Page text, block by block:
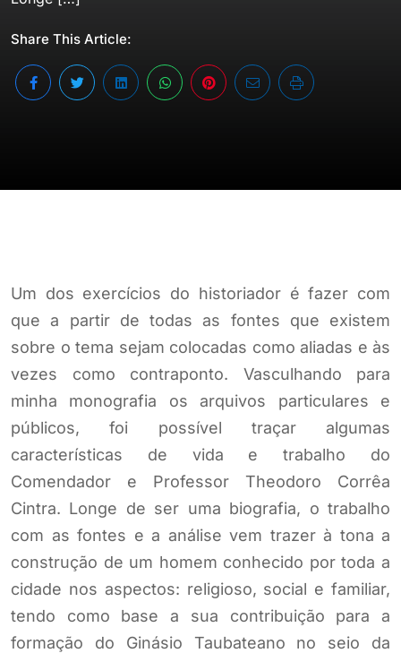
Share This Article:
Um dos exercícios do historiador é fazer com
que a partir de todas as fontes que existem
sobre o tema sejam colocadas como aliadas e às
vezes como contraponto. Vasculhando para
minha monografia os arquivos particulares e
públicos, foi possível traçar algumas
características de vida e trabalho do
Comendador e Professor Theodoro Corrêa
Cintra. Longe de ser uma biografia, o trabalho
com as fontes e a análise vem trazer à tona a
construção de um homem conhecido por toda a
cidade nos aspectos: religioso, social e familiar,
tendo como base a sua contribuição para a
formação do Ginásio Taubateano no seio da